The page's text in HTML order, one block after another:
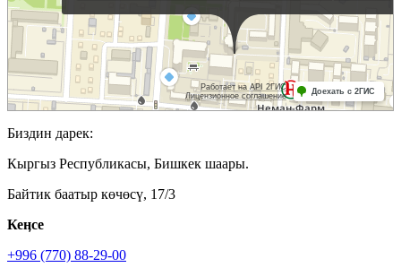
Биздин дарек:
Кыргыз Республикасы, Бишкек шаары.
Байтик баатыр көчөсү, 17/3
Кеӊсе
+996 (770) 88-29-00